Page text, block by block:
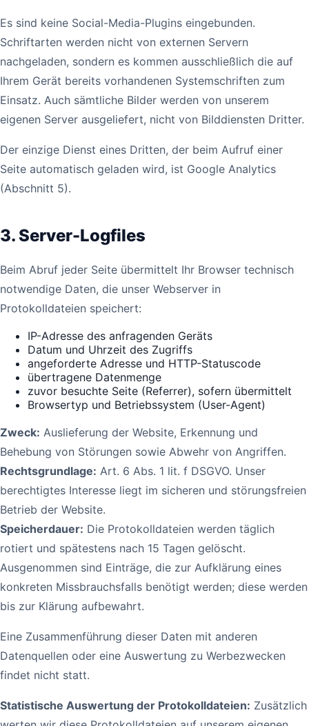
Es sind keine Social-Media-Plugins eingebunden.
Schriftarten werden nicht von externen Servern
nachgeladen, sondern es kommen ausschließlich die auf
Ihrem Gerät bereits vorhandenen Systemschriften zum
Einsatz. Auch sämtliche Bilder werden von unserem
eigenen Server ausgeliefert, nicht von Bilddiensten Dritter.
Der einzige Dienst eines Dritten, der beim Aufruf einer
Seite automatisch geladen wird, ist Google Analytics
(Abschnitt 5).
3. Server-Logfiles
Beim Abruf jeder Seite übermittelt Ihr Browser technisch
notwendige Daten, die unser Webserver in
Protokolldateien speichert:
IP-Adresse des anfragenden Geräts
Datum und Uhrzeit des Zugriffs
angeforderte Adresse und HTTP-Statuscode
übertragene Datenmenge
zuvor besuchte Seite (Referrer), sofern übermittelt
Browsertyp und Betriebssystem (User-Agent)
Zweck: Auslieferung der Website, Erkennung und
Behebung von Störungen sowie Abwehr von Angriffen.
Rechtsgrundlage: Art. 6 Abs. 1 lit. f DSGVO. Unser
berechtigtes Interesse liegt im sicheren und störungsfreien
Betrieb der Website.
Speicherdauer: Die Protokolldateien werden täglich
rotiert und spätestens nach 15 Tagen gelöscht.
Ausgenommen sind Einträge, die zur Aufklärung eines
konkreten Missbrauchsfalls benötigt werden; diese werden
bis zur Klärung aufbewahrt.
Eine Zusammenführung dieser Daten mit anderen
Datenquellen oder eine Auswertung zu Werbezwecken
findet nicht statt.
Statistische Auswertung der Protokolldateien: Zusätzlich